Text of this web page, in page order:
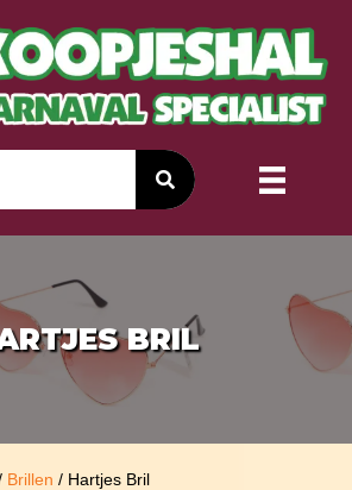
BRIL
Brillen / Hartjes Bril